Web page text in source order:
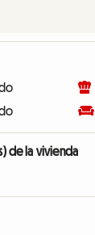
de la vivienda